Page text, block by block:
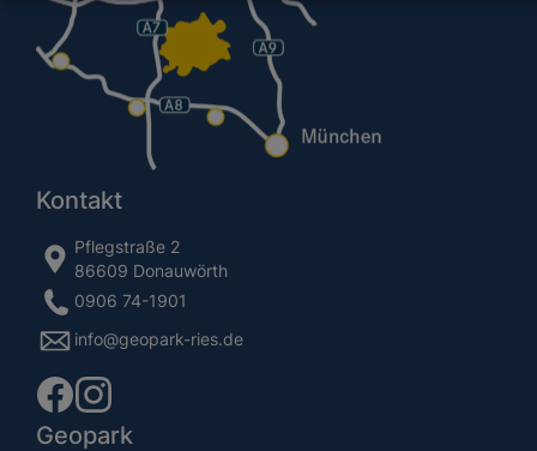
Kontakt
Pflegstraße 2
86609 Donauwörth
0906 74-1901
info@geopark-ries.de
Geopark